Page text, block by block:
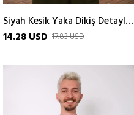
Siyah Kesik Yaka Dikiş Detaylı Erkek Tshirt
14.28 USD 17.83 USD